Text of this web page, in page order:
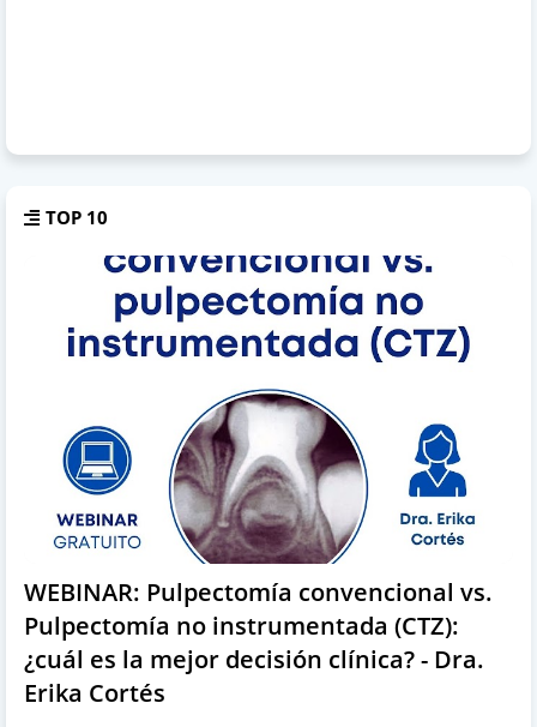
TOP 10
WEBINAR: Pulpectomía convencional vs.
Pulpectomía no instrumentada (CTZ):
¿cuál es la mejor decisión clínica? - Dra.
Erika Cortés